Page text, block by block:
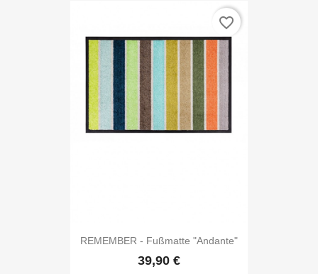
REMEMBER - Fußmatte "Andante"
39,90 €
favorite_border